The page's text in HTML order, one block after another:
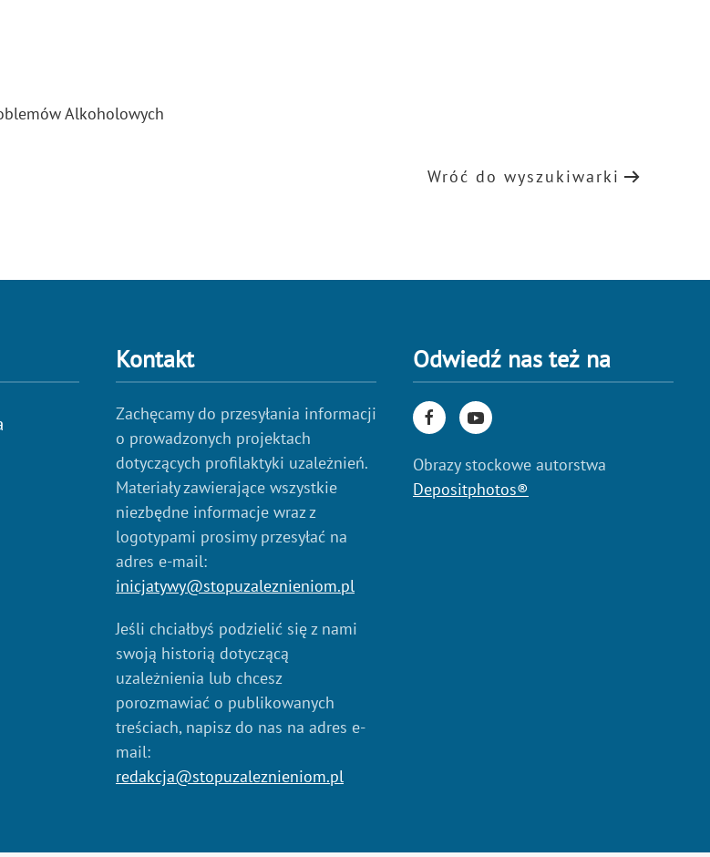
Alkoholowych
Wróć do wyszukiwarki
Kontakt
Zachęcamy do przesyłania informacji
o prowadzonych projektach
dotyczących profilaktyki uzależnień.
Materiały zawierające wszystkie
niezbędne informacje wraz z
logotypami prosimy przesyłać na
adres e-mail:
inicjatywy@stopuzaleznieniom.pl
Jeśli chciałbyś podzielić się z nami
swoją historią dotyczącą
uzależnienia lub chcesz
porozmawiać o publikowanych
treściach, napisz do nas na adres e-
mail:
redakcja@stopuzaleznieniom.pl
Odwiedź nas też na
Obrazy stockowe autorstwa
Depositphotos®